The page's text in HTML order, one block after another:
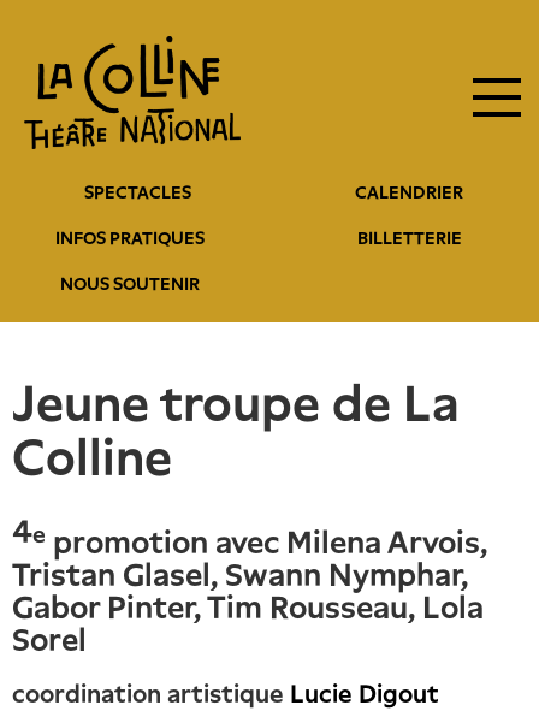
contenu
principal
entête
SPECTACLES CALENDRIER
INFOS PRATIQUES BILLETTERIE
NOUS SOUTENIR
principale
Jeune troupe de La
Colline
4e promotion avec Milena Arvois,
Tristan Glasel, Swann Nymphar,
Gabor Pinter, Tim Rousseau, Lola
Sorel
coordination artistique Lucie Digout